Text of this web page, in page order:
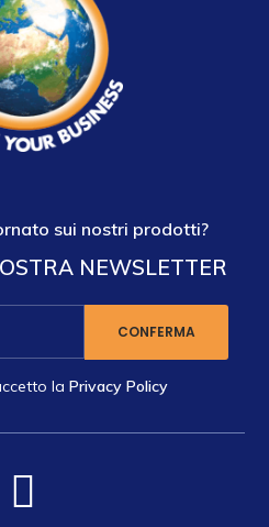
sui nostri prodotti?
NEWSLETTER
la Privacy Policy